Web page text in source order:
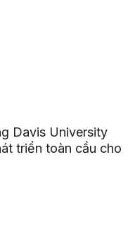
Davis University
triển toàn cầu cho